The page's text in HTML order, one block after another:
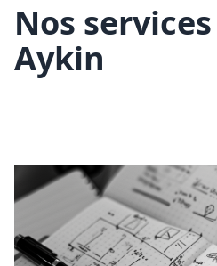
Nos
Aykin